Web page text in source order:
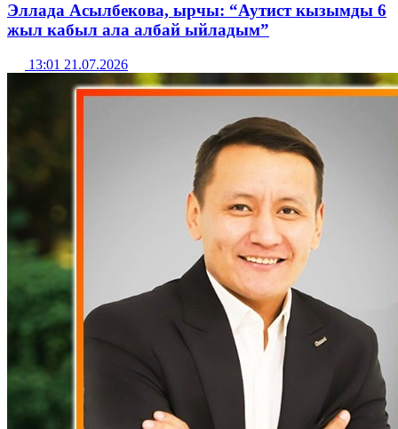
Эллада Асылбекова, ырчы: “Аутист кызымды 6
жыл кабыл ала албай ыйладым”
13:01 21.07.2026